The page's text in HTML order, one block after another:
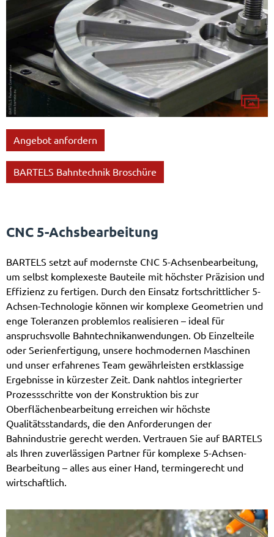
Angebot anfordern
BARTELS Bahntechnik Broschüre
CNC 5-Achsbearbeitung
BARTELS setzt auf modernste CNC 5-Achsenbearbeitung,
um selbst komplexeste Bauteile mit höchster Präzision und
Effizienz zu fertigen. Durch den Einsatz fortschrittlicher 5-
Achsen-Technologie können wir komplexe Geometrien und
enge Toleranzen problemlos realisieren – ideal für
anspruchsvolle Bahntechnikanwendungen. Ob Einzelteile
oder Serienfertigung, unsere hochmodernen Maschinen
und unser erfahrenes Team gewährleisten erstklassige
Ergebnisse in kürzester Zeit. Dank nahtlos integrierter
Prozessschritte von der Konstruktion bis zur
Oberflächenbearbeitung erreichen wir höchste
Qualitätsstandards, die den Anforderungen der
Bahnindustrie gerecht werden. Vertrauen Sie auf BARTELS
als Ihren zuverlässigen Partner für komplexe 5-Achsen-
Bearbeitung – alles aus einer Hand, termingerecht und
wirtschaftlich.